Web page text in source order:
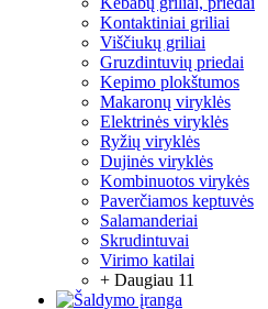
Kontaktiniai griliai
Viščiukų griliai
Gruzdintuvių priedai
Kepimo plokštumos
Makaronų viryklės
Elektrinės viryklės
Ryžių viryklės
Dujinės viryklės
Kombinuotos virykės
Paverčiamos keptuvės
Salamanderiai
Skrudintuvai
Virimo katilai
+ Daugiau 11